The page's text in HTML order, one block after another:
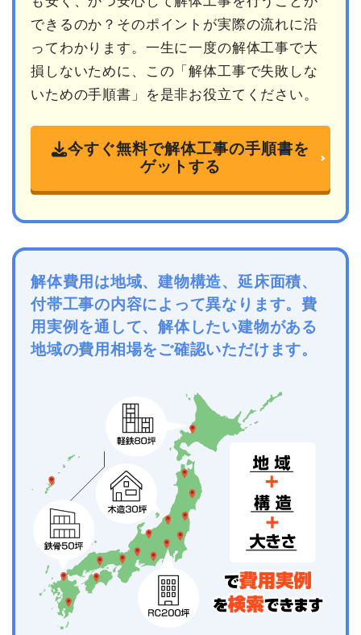
できるのか？そのポイントが実際の流れに沿
ってわかります。一生に一度の解体工事で大
損しないために、この「解体工事で失敗しな
いための手順書」を是非お役立てください。
今すぐ無料で解体工事の手順書を
ゲットする
解体費用は地域、建物構造、延床面積、
付帯工事の内容によって異なります。費
用実例を通して、解体したい建物がある
地域の費用相場をご確認いただけます。